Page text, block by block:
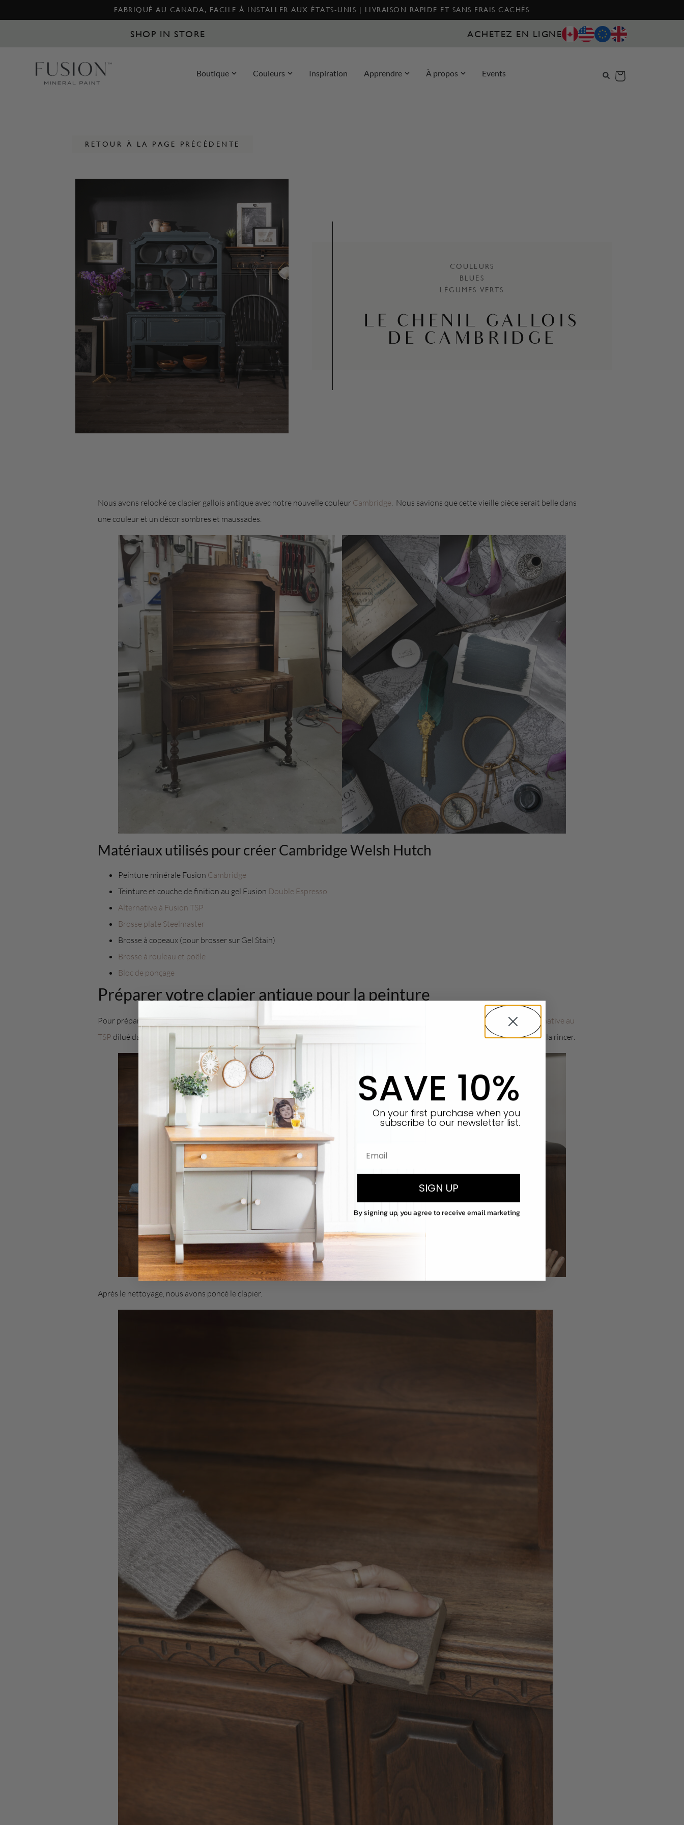
FABRIQUÉ AU CANADA, FACILE À INSTALLER AUX ÉTATS-UNIS | LIVRAISON RAPIDE ET SANS FRAIS CACHÉS
SHOP IN STORE ACHETEZ EN LIGNE
Boutique Couleurs Inspiration Apprendre À propos Events
RETOUR À LA PAGE PRÉCÉDENTE
COULEURS
BLUES
LÉGUMES VERTS
LE CHENIL GALLOIS
DE CAMBRIDGE
Nous avons relooké ce clapier gallois antique avec notre nouvelle couleur Cambridge . Nous savions que cette vieille pièce serait belle dans
une couleur et un décor sombres et maussades.
Matériaux utilisés pour créer Cambridge Welsh Hutch
Peinture minérale Fusion Cambridge
Teinture et couche de finition au gel Fusion Double Espresso
Alternative à Fusion TSP
Brosse plate Steelmaster
Brosse à copeaux (pour brosser sur Gel Stain)
Brosse à rouleau et poêle
Bloc de ponçage
Préparer votre clapier antique pour la peinture
Pour préparer le clapier pour la peinture et parce que c'est une pièce très ancienne, nous avons veillé à bien le nettoyer avec
Alternative au
TSP dilué dans l'eau. Il y avait tellement d'années de saleté que nous avons dû changer l'eau plusieurs fois et nous assurer de bien la rincer.
Après le nettoyage, nous avons poncé le clapier.
SAVE 10%
On your first purchase when you
subscribe to our newsletter list.
SIGN UP
By signing up, you agree to receive email marketing